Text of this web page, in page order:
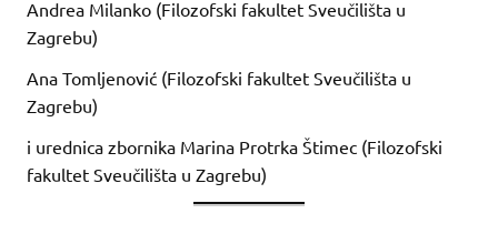
Andrea Milanko (Filozofski fakultet Sveučilišta u
Zagrebu)
Ana Tomljenović (Filozofski fakultet Sveučilišta u
Zagrebu)
i urednica zbornika Marina Protrka Štimec (Filozofski
fakultet Sveučilišta u Zagrebu)